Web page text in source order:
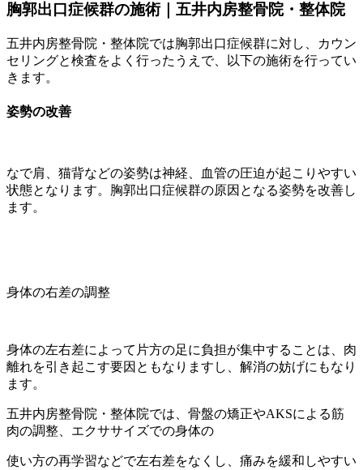
胸郭出口症候群の施術｜五井内房整骨院・整体院
五井内房整骨院・整体院では胸郭出口症候群に対し、カウン
セリングと検査をよく行ったうえで、以下の施術を行ってい
きます。
姿勢の改善
なで肩、猫背などの姿勢は神経、血管の圧迫が起こりやすい
状態となります。胸郭出口症候群の原因となる姿勢を改善し
ます。
身体の右差の調整
身体の左右差によって片方の足に負担が集中することは、肉
離れを引き起こす要因ともなりますし、解消の妨げにもなり
ます。
五井内房整骨院・整体院では、骨盤の矯正やAKSによる筋
肉の調整、エクササイズでの身体の
使い方の再学習などで左右差をなくし、痛みを緩和しやすい